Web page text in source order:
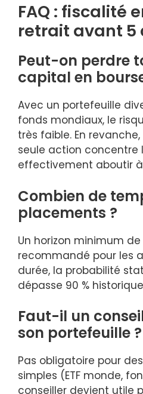
FAQ : fiscalité
retrait avant 5
Peut-on perdre
capital en
Avec un portefeuille
fonds mondiaux, le
très faible. En
seule action concentre
effectivement aboutir
Combien de
placements ?
Un horizon minimum de
recommandé pour les
durée, la probabilité
dépasse 90 %
Faut-il un
son portefeuille ?
Pas obligatoire pour
simples (ETF monde,
conseiller devient utile